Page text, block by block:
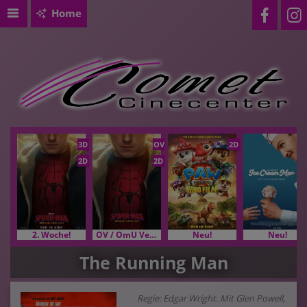
Home
3D
2D
2. Woche!
OV
2D
OV / OmU Versionen
2D
Neu! Neu!
The Running Man
Regie: Edgar Wright. Mit Glen Powell,